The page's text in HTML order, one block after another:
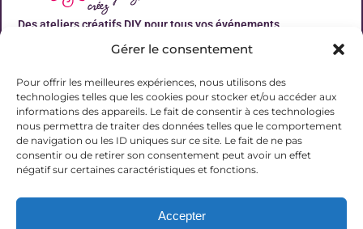
Gérer le consentement
Pour offrir les meilleures expériences, nous utilisons des
technologies telles que les cookies pour stocker et/ou accéder aux
informations des appareils. Le fait de consentir à ces technologies
nous permettra de traiter des données telles que le comportement
de navigation ou les ID uniques sur ce site. Le fait de ne pas
consentir ou de retirer son consentement peut avoir un effet
négatif sur certaines caractéristiques et fonctions.
Accepter
Des ateliers créatifs DIY pour tous vos événements
Liens utiles
Contact
06 31 19 51 92
77700 Magny le Hongre